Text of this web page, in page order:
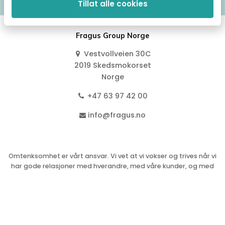
Tillat alle cookies
Fragus Group Norge
Vestvollveien 30C
2019 Skedsmokorset
Norge
+47 63 97 42 00
info@fragus.no
Omtenksomhet er vårt ansvar. Vi vet at vi vokser og trives når vi
har gode relasjoner med hverandre, med våre kunder, og med